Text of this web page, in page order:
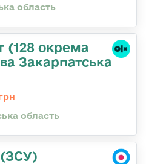
область
(128 окрема
Закарпатська
область